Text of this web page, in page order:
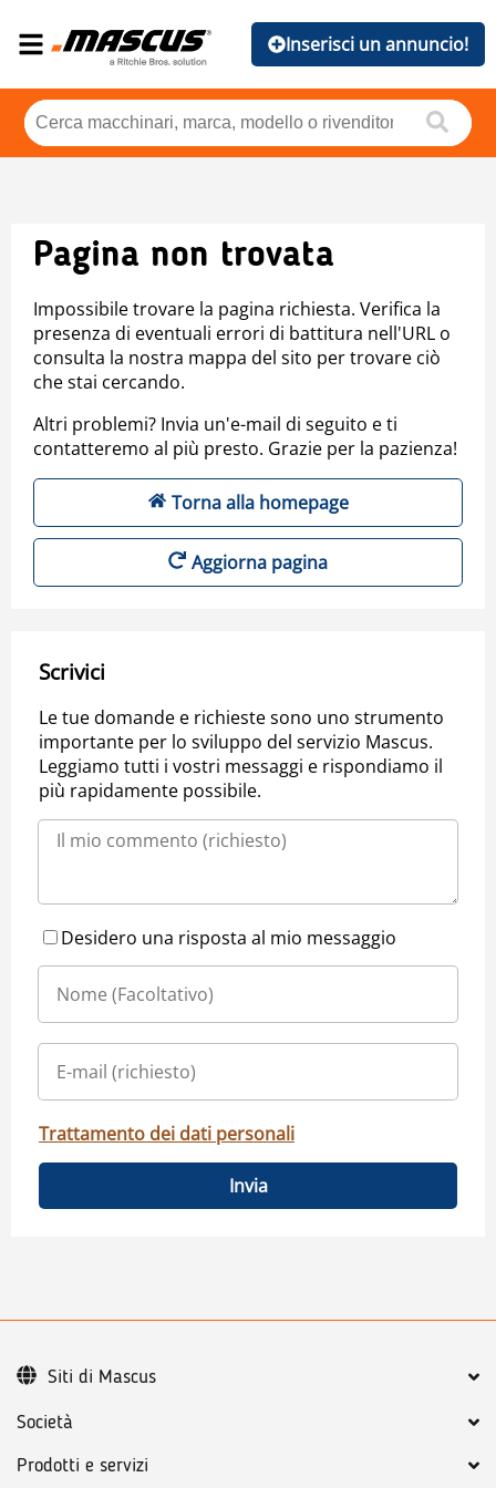
Inserisci un annuncio!
Pagina non trovata
Impossibile trovare la pagina richiesta. Verifica la
presenza di eventuali errori di battitura nell'URL o
consulta la nostra mappa del sito per trovare ciò
che stai cercando.
Altri problemi? Invia un'e-mail di seguito e ti
contatteremo al più presto. Grazie per la pazienza!
Torna alla homepage
Aggiorna pagina
Scrivici
Le tue domande e richieste sono uno strumento
importante per lo sviluppo del servizio Mascus.
Leggiamo tutti i vostri messaggi e rispondiamo il
più rapidamente possibile.
Desidero una risposta al mio messaggio
Trattamento dei dati personali
Invia
Società
Prodotti e servizi
Siti di Mascus